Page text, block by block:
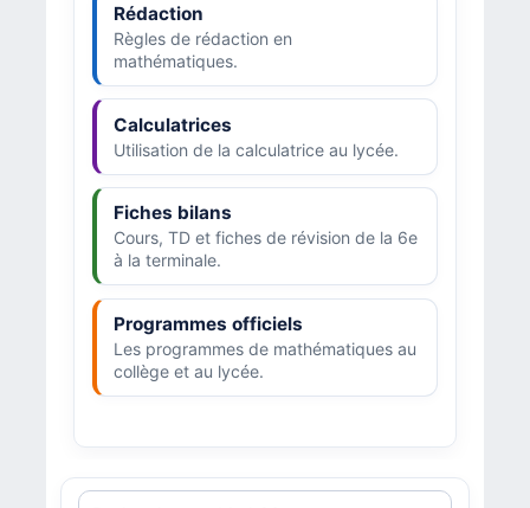
Rédaction
Règles de rédaction en
mathématiques.
Calculatrices
Utilisation de la calculatrice au lycée.
Fiches bilans
Cours, TD et fiches de révision de la 6e
à la terminale.
Programmes officiels
Les programmes de mathématiques au
collège et au lycée.